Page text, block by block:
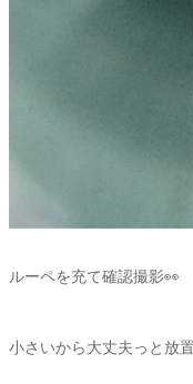
ルーペを充て確認撮影👀
小さいから大丈夫っと放